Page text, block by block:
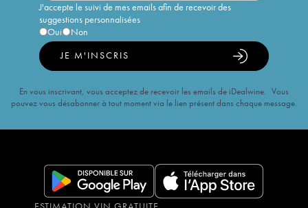
J'accepte le suivi de mes emails afin de recevoir des
suggestions personnalisées
Oui
Non
JE M'INSCRIS
En vous inscrivant, vous acceptez de recevoir les emails de iDealwine. Vous
pouvez vous désabonner à tout moment via le lien présent dans chaque message.